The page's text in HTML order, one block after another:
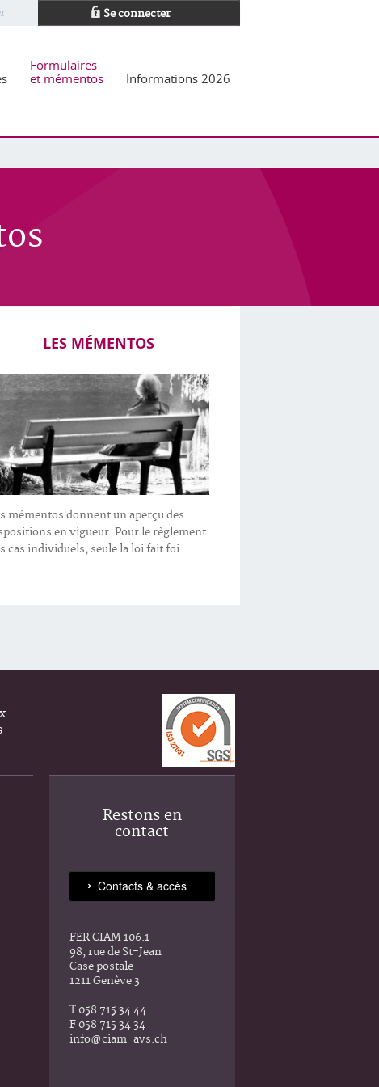
Se connecter
Formulaires
et mémentos
Informations 2026
LES MÉMENTOS
mémentos donnent un aperçu des
en vigueur. Pour le règlement
cas individuels, seule la loi fait foi.
Restons en
contact
FER CIAM 106.1
98, rue de St-Jean
Case postale
1211 Genève 3
T 058 715 34 44
F 058 715 34 34
info@ciam-avs.ch